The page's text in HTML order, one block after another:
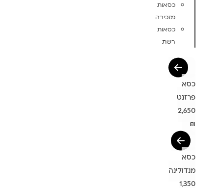
כסאות
מזכירה
כסאות
רשת
כסא
פרזנט
2,650
₪
כסא
מנדולינה
1,350